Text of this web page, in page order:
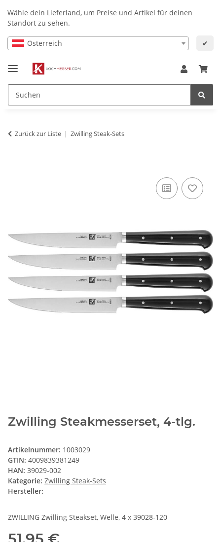
Wähle dein Lieferland, um Preise und Artikel für deinen
Standort zu sehen.
Österreich ✔
Zurück zur Liste Zwilling Steak-Sets
Zwilling Steakmesserset, 4-tlg.
Artikelnummer: 1003029
GTIN: 4009839381249
HAN: 39029-002
Kategorie: Zwilling Steak-Sets
Hersteller:
ZWILLING Zwilling Steakset, Welle, 4 x 39028-120